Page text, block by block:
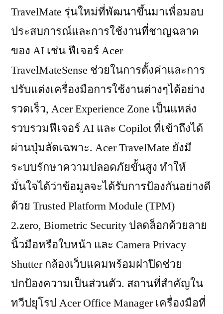
TravelMate รุ่นใหม่ที่พัฒนาขึ้นมาเพื่อมอบ
ประสบการณ์และการใช้งานที่ชาญฉลาด
ของ AI เช่น ฟีเจอร์ Acer
TravelMateSense ช่วยในการตั้งค่าและการ
ปรับแต่งเครื่องมือการใช้งานต่างๆได้อย่าง
รวดเร็ว, Acer Experience Zone เป็นแหล่ง
รวบรวมฟีเจอร์ AI และ Copilot ที่เข้าถึงได้
ผ่านปุ่มลัดเฉพาะ. Acer TravelMate ยังมี
ระบบรักษาความปลอดภัยขั้นสูง ทำให้
มั่นใจได้ว่าข้อมูลจะได้รับการป้องกันอย่างดี
ด้วย Trusted Platform Module (TPM)
2.zero, Biometric Security ปลดล็อกด้วยลาย
นิ้วมือหรือใบหน้า และ Camera Privacy
Shutter กล้องเว็บแคมพร้อมฝาปิดช่วย
ปกป้องความเป็นส่วนตัว. สถานที่สำคัญใน
ทวีปยุโรป Acer Office Manager เครื่องมือที่